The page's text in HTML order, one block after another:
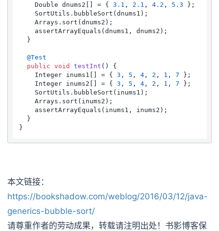
    Double dnums2[] = {
3.1 , 2.1 , 4.2 , 5.3 };
    SortUtils.bubbleSort(dnums1);
    Arrays.sort(dnums2);
    assertArrayEquals(dnums1, dnums2);
  }
@Test
public void testInt ()
{
    Integer inums1[] = {
3 , 5 , 4, 2 , 1 , 7 };
    Integer inums2[] = {
3 , 5 , 4, 2 , 1 , 7 };
    SortUtils.bubbleSort(inums1);
    Arrays.sort(inums2);
    assertArrayEquals(inums1, inums2);
  }
本文链接：
https://bookshadow.com/weblog/2016/03/12/java-
generics-bubble-sort/
请尊重作者的劳动成果，转载请注明出处！书影博客保